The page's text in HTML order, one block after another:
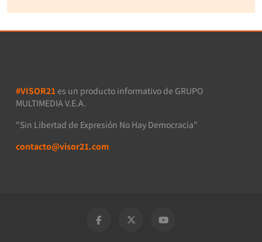
#VISOR21 es un producto informativo de GRUPO
MULTIMEDIA V.E.A.
"Sin Libertad de Expresión No Hay Democracia"
contacto@visor21.com